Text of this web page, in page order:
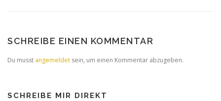
SCHREIBE EINEN KOMMENTAR
Du musst angemeldet sein, um einen Kommentar abzugeben.
SCHREIBE MIR DIREKT